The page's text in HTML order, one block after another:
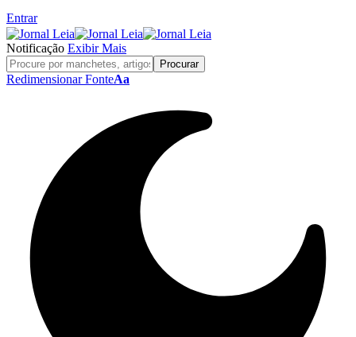
Entrar
Notificação Exibir Mais
Redimensionar FonteAa